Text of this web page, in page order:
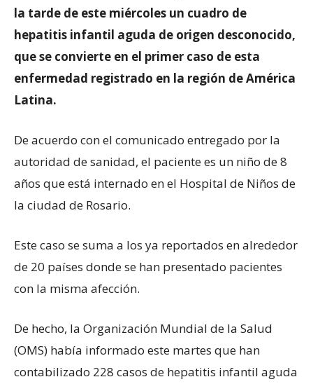
la tarde de este miércoles un cuadro de
hepatitis infantil aguda de origen desconocido,
que se convierte en el primer caso de esta
enfermedad registrado en la región de América
Latina.
De acuerdo con el comunicado entregado por la
autoridad de sanidad, el paciente es un niño de 8
años que está internado en el Hospital de Niños de
la ciudad de Rosario.
Este caso se suma a los ya reportados en alrededor
de 20 países donde se han presentado pacientes
con la misma afección.
De hecho, la Organización Mundial de la Salud
(OMS) había informado este martes que han
contabilizado 228 casos de hepatitis infantil aguda